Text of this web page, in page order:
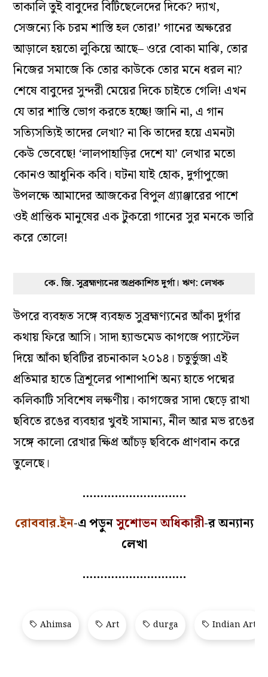
হচ্ছে। সাঁওতাল ভাষায় তাকে নিতান্তই ‘মাঝি’ বলে মনে
বোধ হচ্ছে
তাই তাদের সমস্ত আবেগ, দরদ, সহানুভূতি
গিয়ে পড়েছে ওই নিগৃহীত ‘মাঝি’র প্রতি
সাঁওতালি
মেয়েদের মনে হয়েছে– এই মাঝি হয়তো নিজের
অধিকার অতিক্রম করে বাবুদের বাড়িতে প্রবেশ
করেছিল। তাকিয়েছিল বাবুদের মেয়েদের দিকে
তারই
শাস্তিস্বরূপ সুসজ্জিতা মেয়েরা তাকে অস্ত্রের আঘাতে
জর্জরিত করেছে। তার দিকে বাঘ লেলিয়ে দিয়ে, সাপ
লেলিয়ে দিয়েও ক্ষান্ত হয়নি
বুকের মাঝখানে শূল দিয়ে
বিদ্ধ করেছে
তাদের গানের ভাষা অনেকটা এইরকম–
‘ওরে মাঝি, তুই কেন বাবুদের বাড়িতে গেলি? কেন
আড়ালে হয়তো লুকিয়ে আছে– ওরে বোকা মাঝি, তোর
নিজের সমাজে কি তোর কাউকে তোর মনে ধরল না?
শেষে বাবুদের সুন্দরী মেয়ের দিকে চাইতে গেলি! এখন
যে তার শাস্তি ভোগ করতে হচ্ছে! জানি না, এ গান
সত্যিসত্যিই তাদের লেখা? না কি তাদের হয়ে এমনটা
কেউ ভেবেছে! ‘লালপাহাড়ির দেশে যা’ লেখার মতো
কোনও আধুনিক কবি। ঘটনা যাই হোক, দুর্গাপুজো
উপলক্ষে আমাদের আজকের বিপুল গ্র্যাঞ্জারের পাশে
ওই প্রান্তিক মানুষের এক টুকরো গানের সুর মনকে ভারি